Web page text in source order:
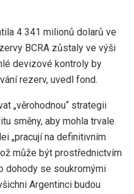
4 341 milionů dolarů ve
BCRA zůstaly ve výši
devizové kontroly by
rezerv, uvedl fond.
„věrohodnou“ strategii
směny, aby mohla trvale
„pracují na definitivním
může být prostřednictvím
dohody se soukromými
Argentinci budou